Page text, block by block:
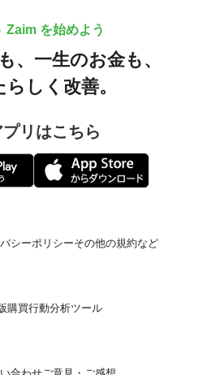
Zaim を始めよう
、 一生のお金も、
しく改善。
プリはこちら
シーポリシーその他の規約など
購買行動分析ツール